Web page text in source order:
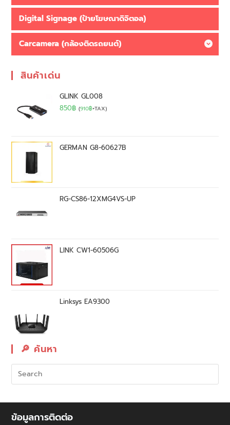
Digital Signage (ป้ายโฆษณาดิจิตอล)
Carcamera (กล้องติดรถยนต์)
สินค้าเด่น
GLINK GL008
850฿ (910฿+TAX)
GERMAN G8-60627B
RG-CS86-12XMG4VS-UP
LINK CW1-60506G
Linksys EA9300
🔎︎ ค้นหา
ข้อมูลการติดต่อ